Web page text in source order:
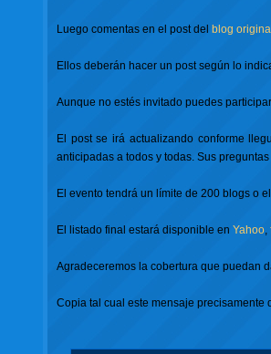
Luego comentas en el post del blog original
Ellos deberán hacer un post según lo
Aunque no estés invitado puedes
El post se irá actualizando conforme
anticipadas a todos y todas. Sus
El evento tendrá un límite de 200 blogs o
El listado final estará disponible enYahoo,
Agradeceremos la cobertura que puedan
Copia tal cual este mensaje precisamente